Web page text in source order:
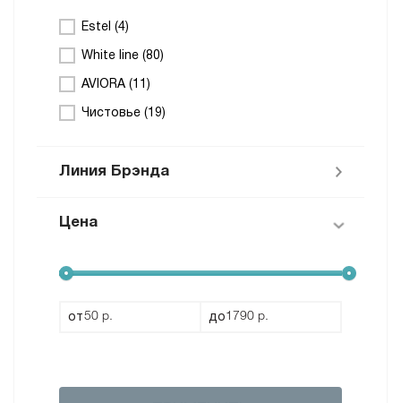
Estel (4)
White line (80)
AVIORA ( 11 )
Чистовье ( 19)
Линия Брэнда
Расходные материалы White Line (
Цена
от до